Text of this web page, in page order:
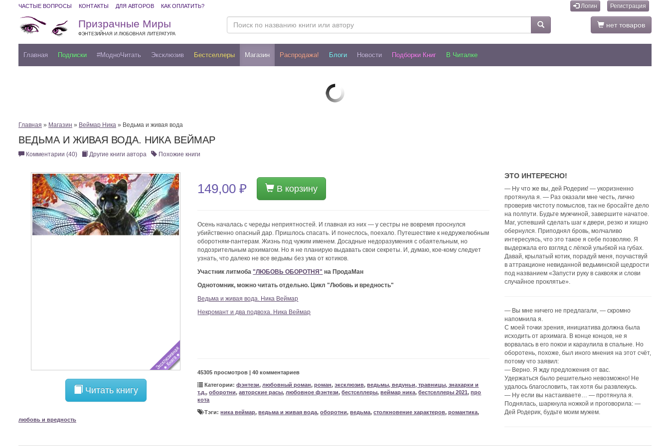
ЧАСТЫЕ ВОПРОСЫ КОНТАКТЫ ДЛЯ АВТОРОВ КАК ОПЛАТИТЬ? Логин Регистрация
Призрачные Миры
ФЭНТЕЗИЙНАЯ И ЛЮБОВНАЯ ЛИТЕРАТУРА
нет товаров
Главная Подписки #МодноЧитать Эксклюзив Бестселлеры Магазин Распродажа! Блоги Новости Подборки Книг В Читалке
Главная » Магазин » Веймар Ника » Ведьма и живая вода
ВЕДЬМА И ЖИВАЯ ВОДА. НИКА ВЕЙМАР
Комментарии (40) Другие книги автора Похожие книги
Читать книгу
149,00 ₽ В корзину
Осень началась с череды неприятностей. И главная из них — у сестры не вовремя проснулся
убийственно опасный дар. Пришлось спасать. И понеслось, поехало. Путешествие к недружелюбным
оборотням-пантерам. Жизнь под чужим именем. Досадные недоразумения с обаятельным, но
подозрительным архимагом. Но я не планирую выдавать свои секреты. И, думаю, кое-кому следует
узнать, что далеко не все ведьмы без ума от котиков.
Участник литмоба"ЛЮБОВЬ ОБОРОТНЯ" на ПродаМан
Однотомник, можно читать отдельно. Цикл "Любовь и вредность"
Ведьма и живая вода. Ника Веймар
Некромант и два подвоха. Ника Веймар
45305 просмотров | 40 комментариев
Категории:фэнтези, любовный роман,роман,эксклюзив,ведьмы, ведуньи, травницы, знахарки и
т.д.,оборотни,авторские расы, любовное фэнтези,бестселлеры,веймар ника,бестселлеры 2021,про
кота
Тэги:ника веймар,ведьма и живая вода,оборотни,ведьма,столкновение характеров,романтика,
любовь и вредность
ЭТО ИНТЕРЕСНО!
— Ну что же вы, дей Родерик! — укоризненно
протянула я. — Раз оказали мне честь, лично
проверив чистоту помыслов, так не бросайте дело
на полпути. Будьте мужчиной, завершите начатое.
Маг, успевший сделать шаг к двери, резко и хищно
обернулся. Приподнял бровь, молчаливо
интересуясь, что это такое я себе позволяю. Я
выдержала его взгляд с лёгкой улыбкой на губах.
Давай, крылатый котик, порадуй меня, поучаствуй
в аттракционе невиданной ведьминской щедрости
под названием «Запусти руку в саквояж и слови
случайное проклятье».
— Вы мне ничего не предлагали, — скромно
напомнила я.
С моей точки зрения, инициатива должна была
исходить от архимага. В конце концов, не я
ворвалась в его покои и караулила в спальне. Но
оборотень, похоже, был иного мнения на этот счёт,
потому что заявил:
— Верно. Я жду предложения от вас.
Удержаться было решительно невозможно! Не
удалось благословить, так хотя бы развлекусь.
— Ну если вы настаиваете… — протянула я.
Поднялась, шаркнула ножкой и проговорила: —
Дей Родерик, будьте моим мужем.